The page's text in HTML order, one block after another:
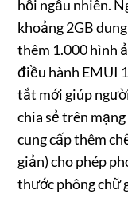
hồi ngẫu nhiên.
khoảng 2GB
thêm 1.000 hình
điều hành EMUI
tắt mới giúp
chia sẻ trên
cung cấp thêm
giản) cho phép
thước phông chữ